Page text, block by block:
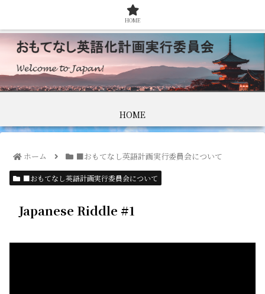
HOME
ホーム ■おもてなし英語計画実行委員会について
■おもてなし英語計画実行委員会について
Japanese Riddle #1
HOME